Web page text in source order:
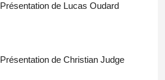
Présentation de Lucas Oudard
Présentation de Christian Judge